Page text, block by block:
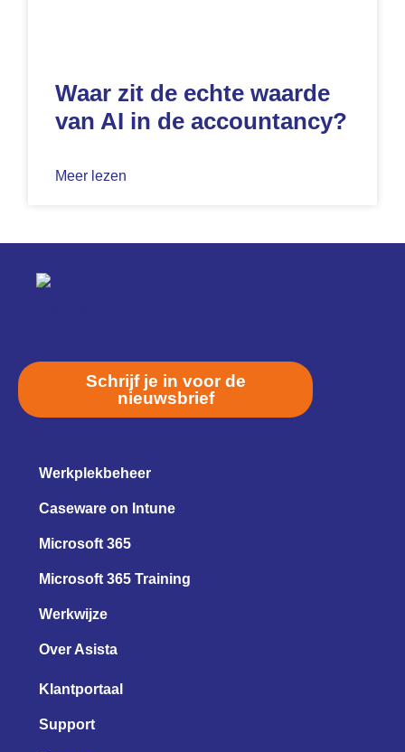
Waar zit de echte waarde
van AI in de accountancy?
Meer lezen
Schrijf je in voor de
nieuwsbrief
Werkplekbeheer
Caseware on Intune
Microsoft 365
Microsoft 365 Training
Werkwijze
Over Asista
Klantportaal
Support